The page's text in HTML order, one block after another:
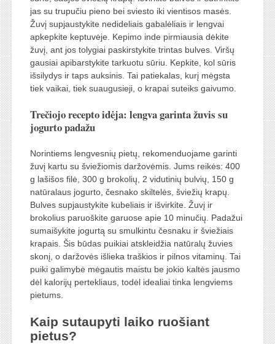
jas su trupučiu pieno bei sviesto iki vientisos masės.
Žuvį supjaustykite nedideliais gabalėliais ir lengvai
apkepkite keptuvėje. Kepimo inde pirmiausia dėkite
žuvį, ant jos tolygiai paskirstykite trintas bulves. Viršų
gausiai apibarstykite tarkuotu sūriu. Kepkite, kol sūris
išsilydys ir taps auksinis. Tai patiekalas, kurį mėgsta
tiek vaikai, tiek suaugusieji, o krapai suteiks gaivumo.
Trečiojo recepto idėja: lengva garinta žuvis su
jogurto padažu
Norintiems lengvesnių pietų, rekomenduojame garinti
žuvį kartu su šviežiomis daržovėmis. Jums reikės: 400
g lašišos filė, 300 g brokolių, 2 vidutinių bulvių, 150 g
natūralaus jogurto, česnako skiltelės, šviežių krapų.
Bulves supjaustykite kubeliais ir išvirkite. Žuvį ir
brokolius paruoškite garuose apie 10 minučių. Padažui
sumaišykite jogurtą su smulkintu česnaku ir šviežiais
krapais. Šis būdas puikiai atskleidžia natūralų žuvies
skonį, o daržovės išlieka traškios ir pilnos vitaminų. Tai
puiki galimybė mėgautis maistu be jokio kaltės jausmo
dėl kalorijų pertekliaus, todėl idealiai tinka lengviems
pietums.
Kaip sutaupyti laiko ruošiant
pietus?